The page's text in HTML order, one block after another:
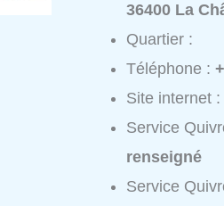
36400 La
Quartier :
Téléphone :
Site internet
Service
renseigné
Service